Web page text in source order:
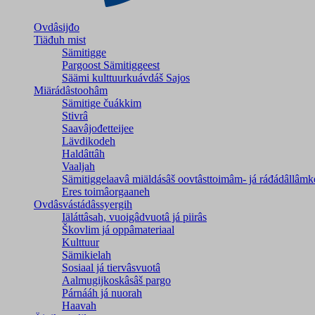
Ovdâsijđo
Tiäđuh mist
Sämitigge
Pargoost Sämitiggeest
Säämi kulttuurkuávdáš Sajos
Miärádâstoohâm
Sämitige čuákkim
Stivrâ
Saavâjođetteijee
Lävdikodeh
Haldâttâh
Vaaljah
Sämitiggelaavâ miäldásâš oovtâsttoimâm- já
Eres toimâorgaaneh
Ovdâsvástádâssyergih
Iäláttâsah, vuoigâdvuotâ já piirâs
Škovlim já oppâmateriaal
Kulttuur
Sämikielah
Sosiaal já tiervâsvuotâ
Aalmugijkoskâsâš pargo
Párnááh já nuorah
Haavah